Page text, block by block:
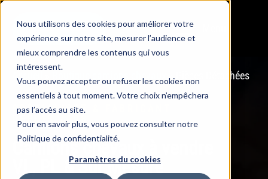
Nous utilisons des cookies pour améliorer votre
expérience sur notre site, mesurer l’audience et
mieux comprendre les contenus qui vous
intéressent.
Vous pouvez accepter ou refuser les cookies non
essentiels à tout moment. Votre choix n’empêchera
pas l’accès au site.
Pour en savoir plus, vous pouvez consulter notre
Politique de confidentialité.
Paramètres du cookies
BOUTIQUE
Accueil Boutique camions chevaux » Pièces Détachées
SPÉCIALISTE & FABRICANT
DEPUIS 2008
Camions chevaux à vendre
VL, PL & Sur Mesure